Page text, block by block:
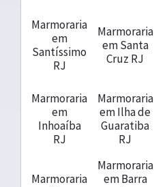
Marmoraria
em
Santíssimo
RJ
Marmoraria
em Santa
Cruz RJ
Marmoraria
em
Inhoaíba
RJ
Marmoraria
em Ilha de
Guaratiba
RJ
Marmoraria
Marmoraria
em Barra